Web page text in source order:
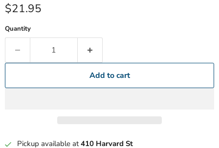
Current price
$21.95
Quantity
Add to cart
Pickup available at410 Harvard St